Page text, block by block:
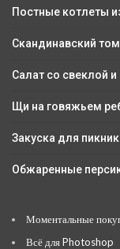
Постные котлеты
Скандинавский
Салат со свеклой
Щи на говяжьем
Закуска для
Обжаренные
Моментальные
Всё для Photoshop